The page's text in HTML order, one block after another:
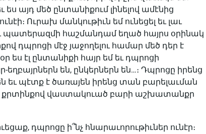
այդ մեծ ընտանիքում լինելով ամէնից
Ուրախ մանկութիւն եմ ունեցել եւ լաւ
պատերազմի հաշմանդամ եղած հայրս օրինակ
դպրոցի մէջ յաջողելու համար մեծ դեր է
ես էլ ընտանիքի հայր եմ եւ դպրոցի
են, ընկերներն են…։ Դպրոցը իրենց
պէտք է ծառայեն իրենց տան բարելաւման
վաստակուած բարի աշխատանքր
դպրոցը ի՞նչ հնարաւորութիւներ ունէր։